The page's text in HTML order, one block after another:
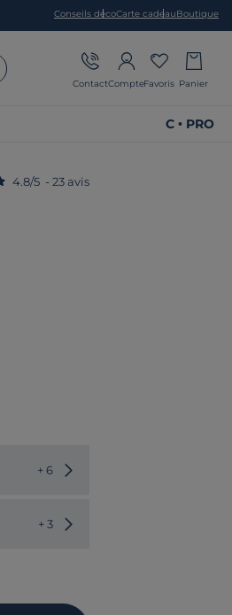
Conseils décoCarte cadeauBoutique
ContactCompteFavoris Panier
C • PRO
4.8/5 - 23 avis
+ 6 Choisir une autre couleur
+ 3 Choisir une autre dimension